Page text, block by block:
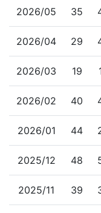
2026/05 35
2026/04 29
2026/03 19
2026/02 40
2026/01 44
2025/12 48
2025/11 39